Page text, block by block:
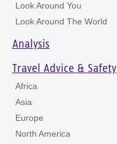
Look Around You
Look Around The World
Analysis
Travel Advice & Safety
Africa
Asia
Europe
North America